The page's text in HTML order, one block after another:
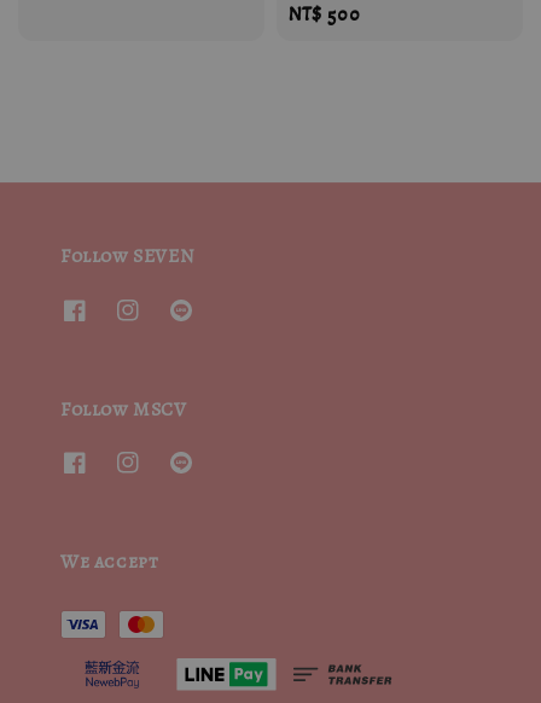
Regular
NT$ 500
Follow SEVEN
Follow MSCV
We accept